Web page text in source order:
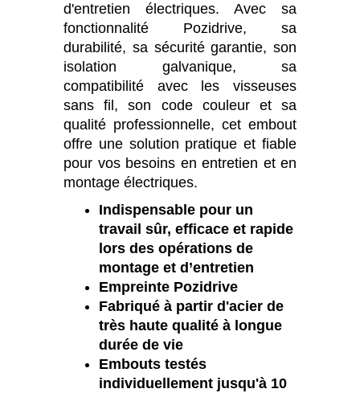
d'entretien électriques. Avec sa
fonctionnalité Pozidrive, sa
durabilité, sa sécurité garantie, son
isolation galvanique, sa
compatibilité avec les visseuses
sans fil, son code couleur et sa
qualité professionnelle, cet embout
offre une solution pratique et fiable
pour vos besoins en entretien et en
montage électriques.
Indispensable pour un
travail sûr, efficace et rapide
lors des opérations de
montage et d’entretien
Empreinte Pozidrive
Fabriqué à partir d'acier de
très haute qualité à longue
durée de vie
Embouts testés
individuellement jusqu'à 10